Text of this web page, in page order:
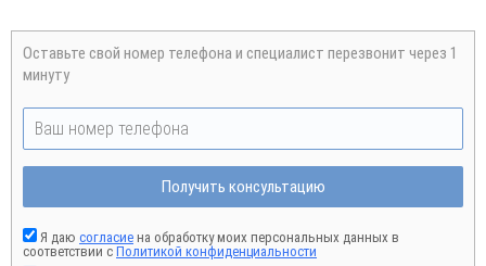
Оставьте свой номер телефона и специалист перезвонит через 1
минуту
Получить консультацию
Я даю согласие на обработку моих персональных данных в
соответствии с Политикой конфиденциальности